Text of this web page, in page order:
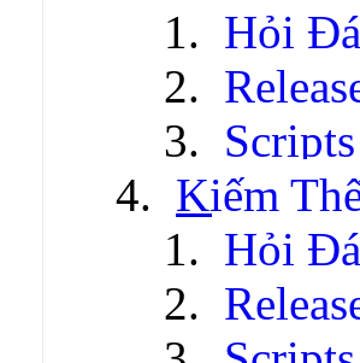
Hỏi
Scripts
Kiếm
Hỏi